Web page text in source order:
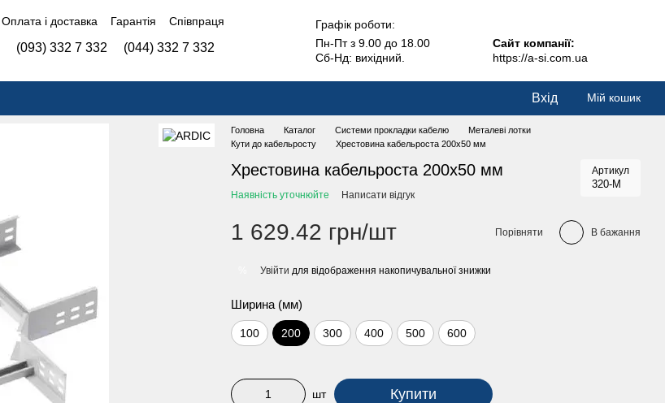
Оплата і доставка Гарантія
Співпраця
(093) 332 7 332 (044) 332 7 332
Графік роботи:
Пн-Пт з 9.00 до 18.00
Сб-Нд: вихідний.
Сайт компанії:
https://a-si.com.ua
Вхід Мій кошик
Головна Каталог Системи прокладки кабелю
Металеві лотки
Кути до кабельросту
Хрестовина кабельроста 200х50 мм
Хрестовина кабельроста 200х50 мм Артикул
320-M
Наявність уточнюйте Написати відгук
1 629.42 грн/шт Порівняти В бажання
Увійти для відображення накопичувальної знижки
Ширина (мм)
100 200 300 400 500 600
шт
Купити